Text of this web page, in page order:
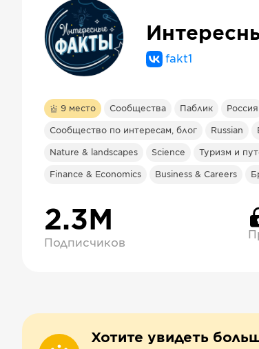
fakt1
9 место Сообщества Паблик Россия
Сообщество по интересам, блог Russian
Nature & landscapes Science Туризм и
Finance & Economics Business & Careers
2.3М
Подписчиков
Хотите увидеть